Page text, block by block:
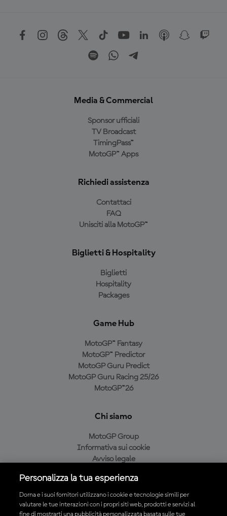
Media & Commercial
Sponsor ufficiali
TV Broadcast
TimingPass™
MotoGP™ Apps
Richiedi assistenza
Contattaci
FAQ
Unisciti alla MotoGP™
Biglietti & Hospitality
Biglietti
Hospitality
Packages
Game Hub
MotoGP™ Fantasy
MotoGP™ Predictor
MotoGP Guru Predict
MotoGP Guru Racing 25/26
MotoGP™26
Chi siamo
MotoGP Group
Informativa sui cookie
Avviso legale
Condizioni di acquisto
Personalizza la tua esperienza
Dorna e i suoi fornitori utilizzano i cookie e tecnologie simili per
valutare le tue interazioni con i propri siti web, prodotti e servizi al
fine di mostrarti una pubblicità personalizzata basata sulle tue